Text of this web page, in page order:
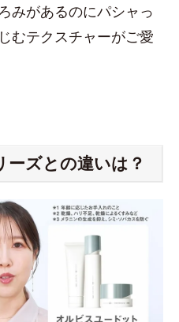
みがあるのにパシャっ
むテクスチャーがご愛
ーズとの違いは？